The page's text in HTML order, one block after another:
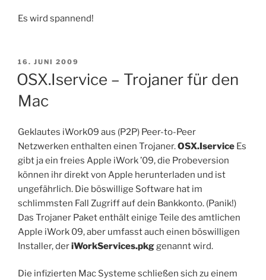
Es wird spannend!
VERÖFFENTLICHT
AM
16. JUNI 2009
OSX.Iservice – Trojaner für den
Mac
Geklautes iWork09 aus (P2P) Peer-to-Peer
Netzwerken enthalten einen Trojaner.OSX.Iservice Es
gibt ja ein freies Apple iWork ’09, die Probeversion
können ihr direkt von Apple herunterladen und ist
ungefährlich. Die böswillige Software hat im
schlimmsten Fall Zugriff auf dein Bankkonto. (Panik!)
Das Trojaner Paket enthält einige Teile des amtlichen
Apple iWork 09, aber umfasst auch einen böswilligen
Installer, deriWorkServices.pkggenannt wird.
Die infizierten Mac Systeme schließen sich zu einem